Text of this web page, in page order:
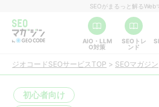
SEOがまるっと解るWeb
AIO・LLM
O対策
SEOトレ
ンド
ジオコードSEOサービスTOP > SEOマガジン
初心者向け